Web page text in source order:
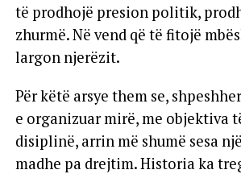
të prodhojë presion politik,
zhurmë. Në vend që të fitojë
largon njerëzit.
Për këtë arsye them se,
e organizuar mirë, me objektiva
disiplinë, arrin më shumë sesa
madhe pa drejtim. Historia ka